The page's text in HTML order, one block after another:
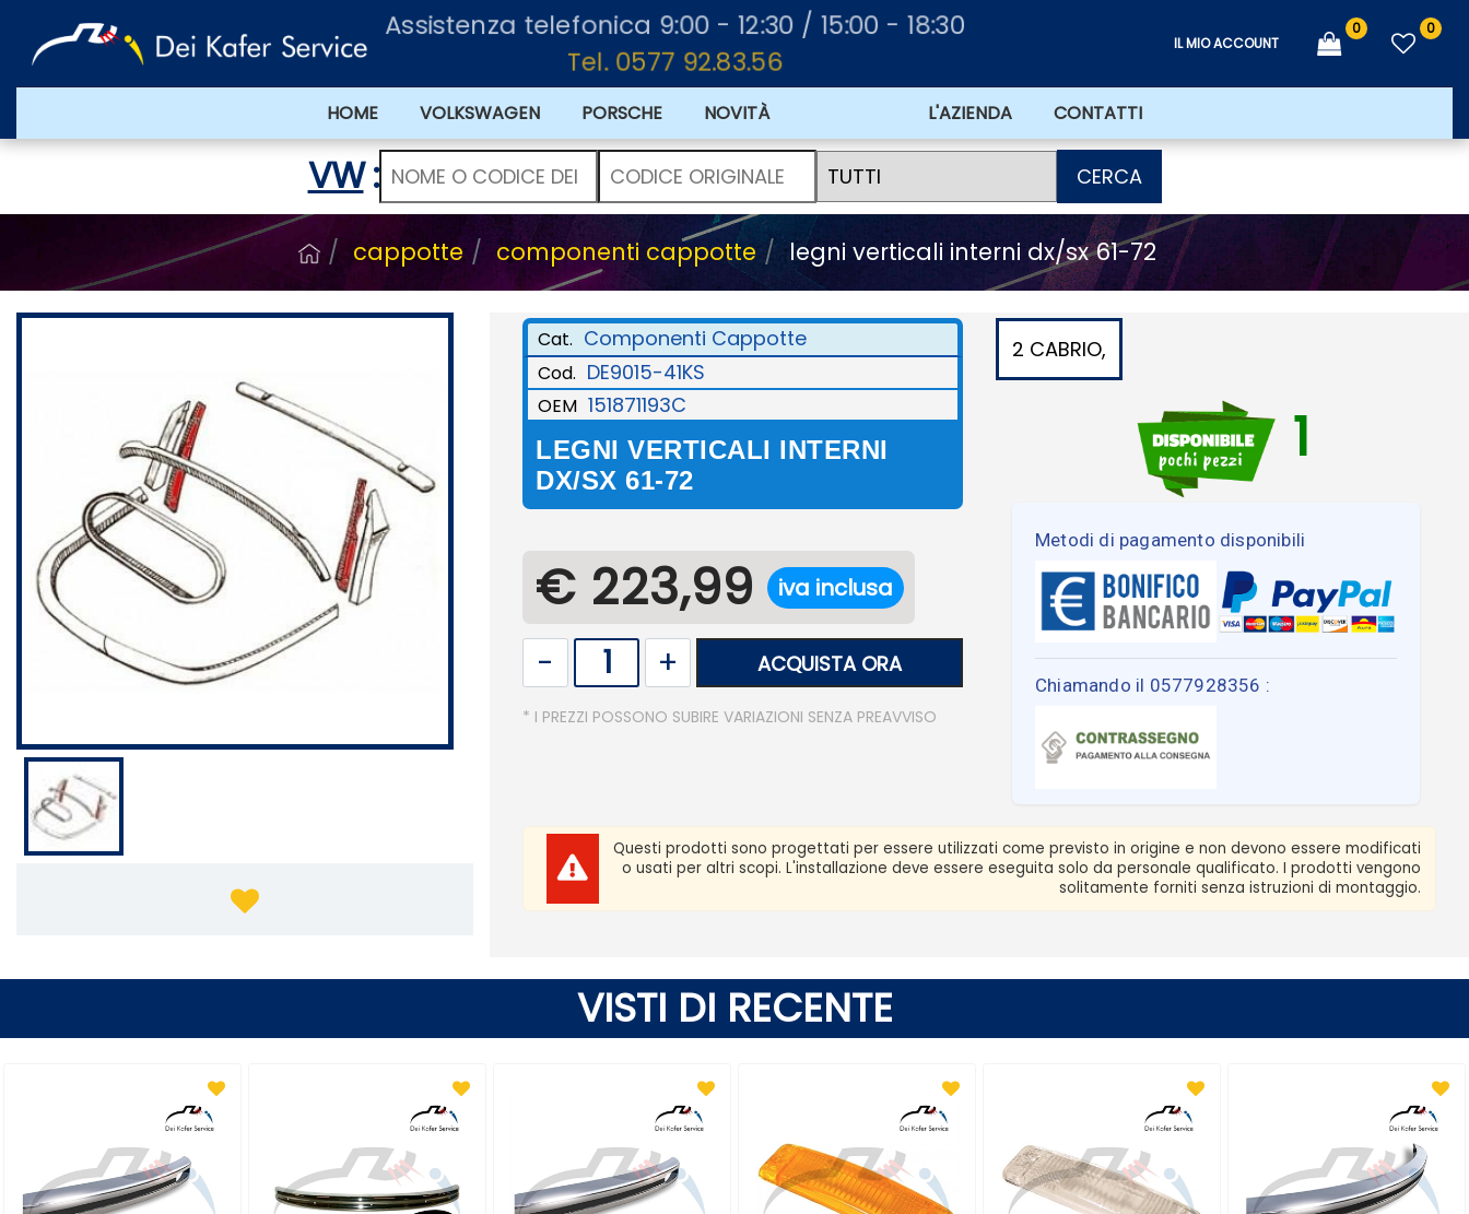
Assistenza telefonica 9:00 - 12:30 / 15:00 - 18:30
Tel. 0577 92.83.56
IL MIO ACCOUNT
0 0
HOME VOLKSWAGEN PORSCHE NOVITÀ L'AZIENDA CONTATTI
VW: CERCA
cappotte componenti cappotte legni verticali interni dx/sx 61-72
Cat. Componenti Cappotte
Cod. DE9015-41KS
OEM 151871193C
LEGNI VERTICALI INTERNI
DX/SX 61-72
€ 223,99 iva inclusa
ACQUISTA ORA
* I PREZZI POSSONO SUBIRE VARIAZIONI SENZA PREAVVISO
2 CABRIO,
1
Metodi di pagamento disponibili
Chiamando il 0577928356 :
Questi prodotti sono progettati per essere utilizzati come previsto in origine e non devono essere modificati
o usati per altri scopi. L'installazione deve essere eseguita solo da personale qualificato. I prodotti vengono
solitamente forniti senza istruzioni di montaggio.
VISTI DI RECENTE